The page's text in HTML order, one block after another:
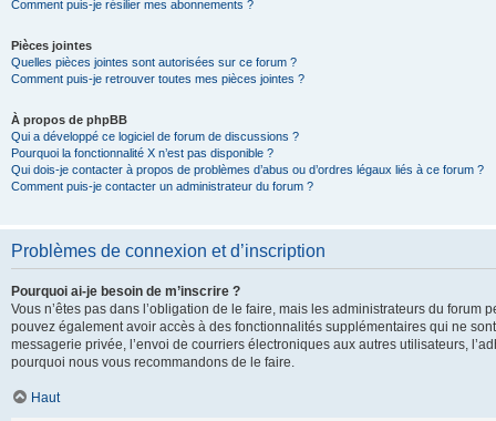
Comment puis-je résilier mes abonnements ?
Pièces jointes
Quelles pièces jointes sont autorisées sur ce forum ?
Comment puis-je retrouver toutes mes pièces jointes ?
À propos de phpBB
Qui a développé ce logiciel de forum de discussions ?
Pourquoi la fonctionnalité X n’est pas disponible ?
Qui dois-je contacter à propos de problèmes d’abus ou d’ordres légaux liés à ce forum ?
Comment puis-je contacter un administrateur du forum ?
Problèmes de connexion et d’inscription
Pourquoi ai-je besoin de m’inscrire ?
Vous n’êtes pas dans l’obligation de le faire, mais les administrateurs du
pouvez également avoir accès à des fonctionnalités supplémentaires qui ne
messagerie privée, l’envoi de courriers électroniques aux autres utilisateurs,
pourquoi nous vous recommandons de le faire.
Haut